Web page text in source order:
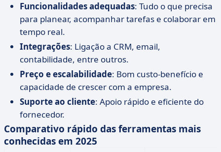
Funcionalidades adequadas: Tudo o que precisa
para planear, acompanhar tarefas e colaborar em
tempo real.
Integrações: Ligação a CRM, email,
contabilidade, entre outros.
Preço e escalabilidade: Bom custo-benefício e
capacidade de crescer com a empresa.
Suporte ao cliente: Apoio rápido e eficiente do
fornecedor.
Comparativo rápido das ferramentas mais
conhecidas em 2025